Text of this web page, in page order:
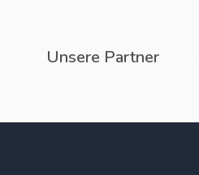
Unsere Partner